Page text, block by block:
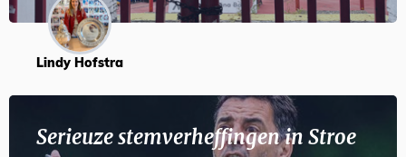
Lindy Hofstra
Serieuze stemverheffingen in Stroe